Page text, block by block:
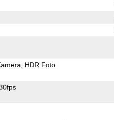
HDR Foto